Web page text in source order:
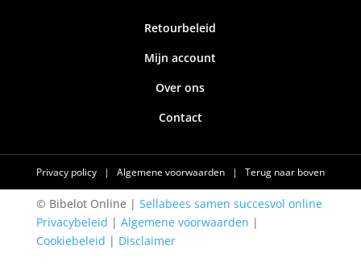
Retourbeleid
Mijn account
Over ons
Contact
Privacy policy | Algemene voorwaarden | Terug naar boven
© Bibelot Online | Sellabees samen succesvol online
Privacybeleid | Algemene voorwaarden |
Cookiebeleid | Disclaimer